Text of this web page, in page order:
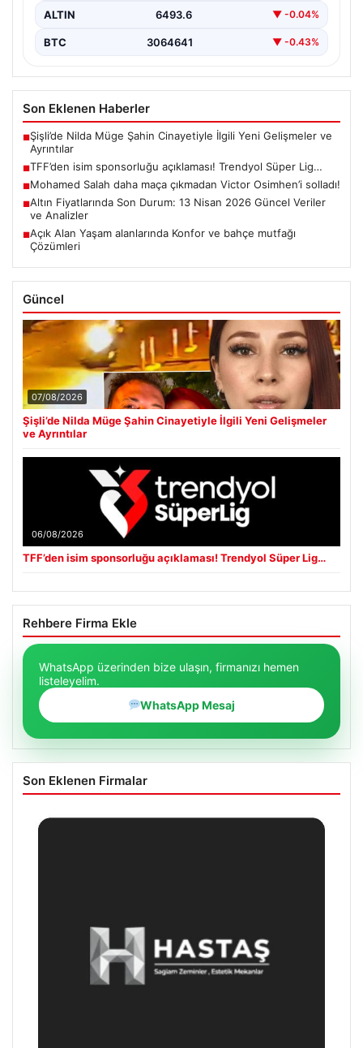
ALTIN 6493.6 ▼ -0.04%
BTC 3064641 ▼ -0.43%
Son Eklenen Haberler
■Şişli’de Nilda Müge Şahin Cinayetiyle İlgili Yeni Gelişmeler ve
Ayrıntılar
■TFF’den isim sponsorluğu açıklaması! Trendyol Süper Lig…
■Mohamed Salah daha maça çıkmadan Victor Osimhen’i solladı!
■Altın Fiyatlarında Son Durum: 13 Nisan 2026 Güncel Veriler
ve Analizler
■Açık Alan Yaşam alanlarında Konfor ve bahçe mutfağı
Çözümleri
Güncel
07/08/2026
Şişli’de Nilda Müge Şahin Cinayetiyle İlgili Yeni Gelişmeler
ve Ayrıntılar
06/08/2026
TFF’den isim sponsorluğu açıklaması! Trendyol Süper Lig…
Rehbere Firma Ekle
WhatsApp üzerinden bize ulaşın, firmanızı hemen
listeleyelim.
WhatsApp Mesaj
Son Eklenen Firmalar